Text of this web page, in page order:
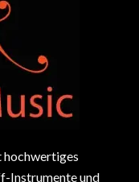
Instrumente und